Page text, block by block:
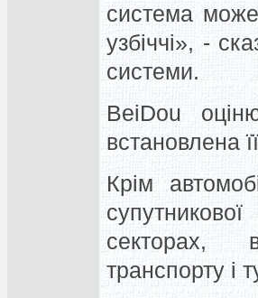
система
узбіччі», -
системи.
BeiDou
встановлена
Крім
секторах,
транспорту і